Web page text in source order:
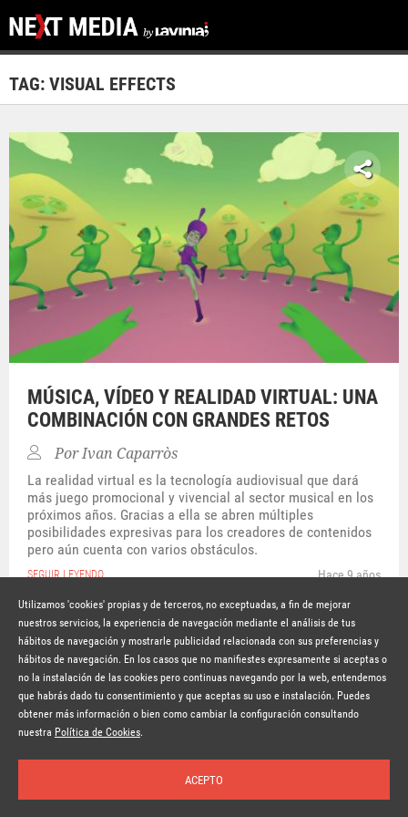
Inicio Temas Autores Nosotros Buscar Suscríbete
TAG: VISUAL EFFECTS
MÚSICA, VÍDEO Y REALIDAD VIRTUAL: UNA
COMBINACIÓN CON GRANDES RETOS
PorIvan Caparròs
La realidad virtual es la tecnología audiovisual que dará
más juego promocional y vivencial al sector musical en los
próximos años. Gracias a ella se abren múltiples
posibilidades expresivas para los creadores de contenidos
pero aún cuenta con varios obstáculos.
SEGUIR LEYENDO Hace 9 años
Suscríbete a la newsletter
© Copyright Lavinia 2026 –www.lavinia.tc
Nota Legal
Contacto Política de privacidad
Condiciones de uso
Utilizamos 'cookies' propias y de terceros, no exceptuadas, a fin de mejorar
nuestros servicios, la experiencia de navegación mediante el análisis de tus
hábitos de navegación y mostrarle publicidad relacionada con sus preferencias y
hábitos de navegación. En los casos que no manifiestes expresamente si aceptas o
no la instalación de las cookies pero continuas navegando por la web, entendemos
que habrás dado tu consentimiento y que aceptas su uso e instalación. Puedes
obtener más información o bien como cambiar la configuración consultando
nuestra Política de Cookies.
ACEPTO